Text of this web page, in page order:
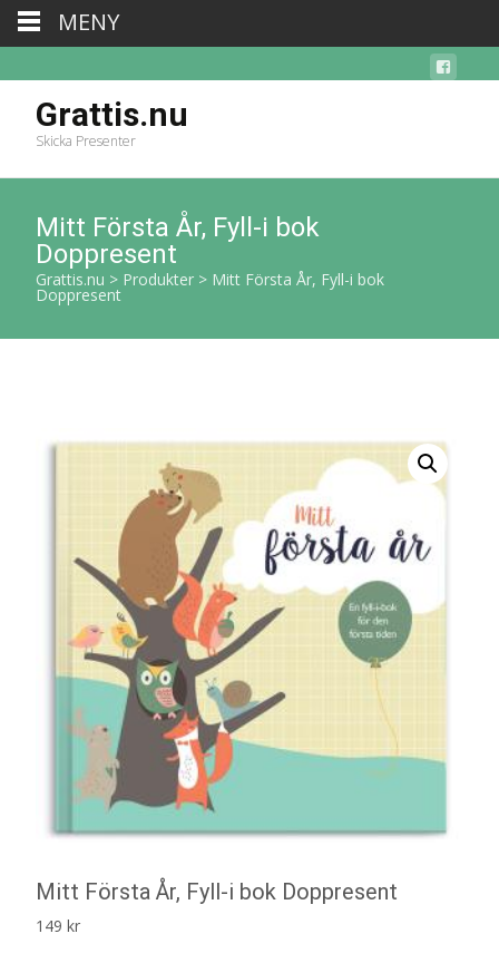
Grattis.nu
Skicka Presenter
Mitt Första År, Fyll-i bok
Doppresent
Grattis.nu > Produkter > Mitt Första År, Fyll-i bok
Doppresent
Mitt Första År, Fyll-i bok Doppresent
149 kr
MENY